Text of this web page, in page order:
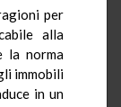
per
alla
la norma
immobili
in un